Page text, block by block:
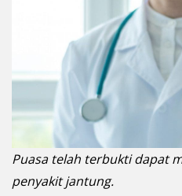
Puasa telah terbukti dapat
penyakit jantung.